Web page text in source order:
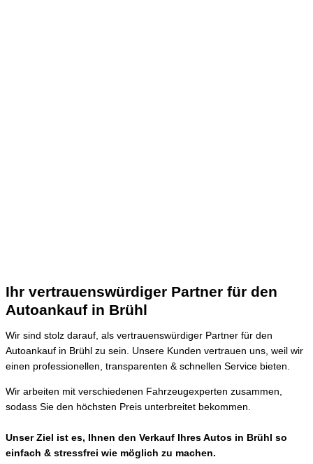
Ihr vertrauenswürdiger Partner für den
Autoankauf in Brühl
Wir sind stolz darauf, als vertrauenswürdiger Partner für den
Autoankauf in Brühl zu sein. Unsere Kunden vertrauen uns, weil wir
einen professionellen, transparenten & schnellen Service bieten.
Wir arbeiten mit verschiedenen Fahrzeugexperten zusammen,
sodass Sie den höchsten Preis unterbreitet bekommen.
Unser Ziel ist es, Ihnen den Verkauf Ihres Autos in Brühl so
einfach & stressfrei wie möglich zu machen.